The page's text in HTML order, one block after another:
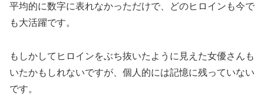
平均的に数字に表れなかっただけで、どのヒロインも今で
も大活躍です。
もしかしてヒロインをぶち抜いたように見えた女優さんも
いたかもしれないですが、個人的には記憶に残っていない
です。